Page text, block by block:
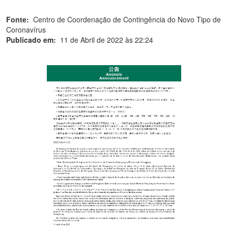
Fonte: Centro de Coordenação de Contingência do Novo Tipo de
Coronavírus
Publicado em: 11 de Abril de 2022 às 22:24